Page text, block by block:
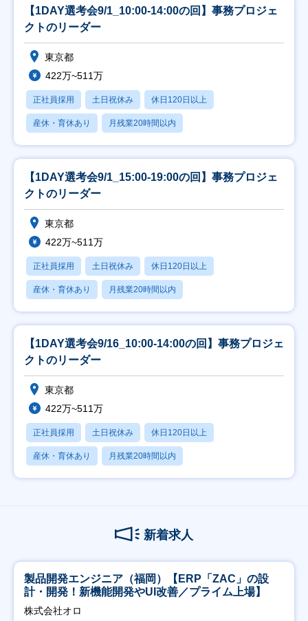
【1DAY選考会9/1_10:00-14:00の回】事務プロジェ
クトのリーダー
東京都
422万~511万
正社員採用 土日祝休み 休日120日以上
産休・育休あり 月残業20時間以内
【1DAY選考会9/1_15:00-19:00の回】事務プロジェ
クトのリーダー
東京都
422万~511万
正社員採用 土日祝休み 休日120日以上
産休・育休あり 月残業20時間以内
【1DAY選考会9/16_10:00-14:00の回】事務プロジェ
クトのリーダー
東京都
422万~511万
正社員採用 土日祝休み 休日120日以上
産休・育休あり 月残業20時間以内
新着求人
製品開発エンジニア（福岡）【ERP「ZAC」の設
計・開発！新機能開発やUI改善／プライム上場】
株式会社オロ